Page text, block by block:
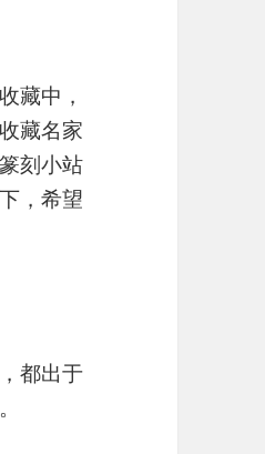
藏中，
藏名家
刻小站
，希望
都出于